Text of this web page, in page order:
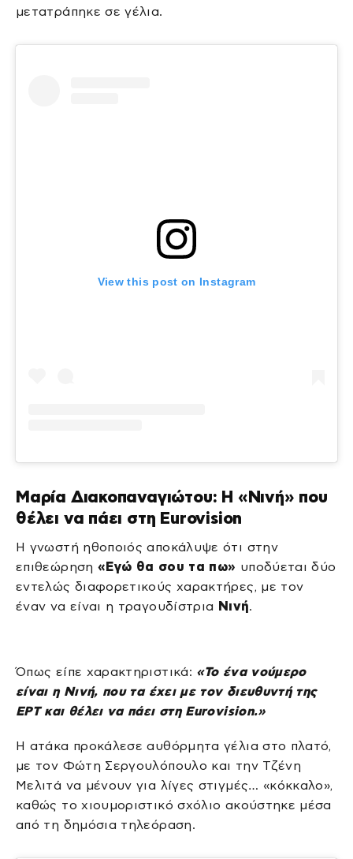
μετατράπηκε σε γέλια.
View this post on Instagram
Μαρία Διακοπαναγιώτου: Η «Νινή» που
θέλει να πάει στη Eurovision
Η γνωστή ηθοποιός αποκάλυψε ότι στην
επιθεώρηση «Εγώ θα σου τα πω» υποδύεται δύο
εντελώς διαφορετικούς χαρακτήρες, με τον
έναν να είναι η τραγουδίστρια Νινή.
Όπως είπε χαρακτηριστικά: «Το ένα νούμερο
είναι η Νινή, που τα έχει με τον διευθυντή της
ΕΡΤ και θέλει να πάει στη Eurovision.»
Η ατάκα προκάλεσε αυθόρμητα γέλια στο πλατό,
με τον Φώτη Σεργουλόπουλο και την Τζένη
Μελιτά να μένουν για λίγες στιγμές… «κόκκαλο»,
καθώς το χιουμοριστικό σχόλιο ακούστηκε μέσα
από τη δημόσια τηλεόραση.